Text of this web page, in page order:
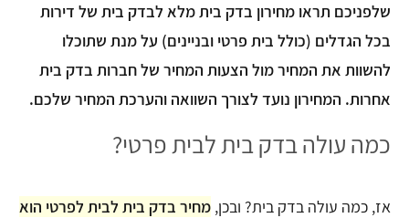
שלפניכם תראו מחירון בדק בית מלא לבדק בית של דירות
בכל הגדלים (כולל בית פרטי ובניינים) על מנת שתוכלו
להשוות את המחיר מול הצעות המחיר של חברות בדק בית
אחרות. המחירון נועד לצורך השוואה והערכת המחיר שלכם.
כמה עולה בדק בית לבית פרטי?
אז, כמה עולה בדק בית? ובכן, מחיר בדק בית לבית לפרטי הוא